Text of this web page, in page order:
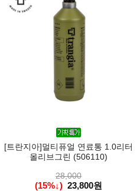
[트란지아]멀티퓨얼 연료통 1.0리터
올리브그린 (506110)
28,000
(15%↓) 23,800원